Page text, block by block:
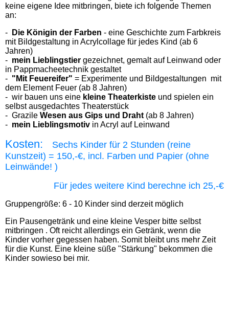
keine eigene Idee mitbringen, biete ich folgende Themen
an:
-
Die Königin der Farben - eine Geschichte zum Farbkreis
mit Bildgestaltung in Acrylcollage für jedes Kind (ab 6
Jahren)
- mein Lieblingstier gezeichnet, gemalt auf Leinwand oder
in Pappmacheetechnik gestaltet
- "Mit Feuereifer" = Experimente und Bildgestaltungen mit
dem Element Feuer (ab 8 Jahren)
- wir bauen uns eine kleine Theaterkiste und spielen ein
selbst ausgedachtes Theaterstück
- Grazile Wesen aus Gips und Draht (ab 8 Jahren)
- mein Lieblingsmotiv in Acryl auf Leinwand
Kosten: Sechs Kinder für 2 Stunden (reine
Kunstzeit) = 150,-€, incl. Farben und Papier (ohne
Leinwände! )
Für jedes weitere Kind berechne ich 25,-€
Gruppengröße: 6 - 10 Kinder sind derzeit möglich
Ein Pausengetränk und eine kleine Vesper bitte selbst
mitbringen . Oft reicht allerdings ein Getränk, wenn die
Kinder vorher gegessen haben. Somit bleibt uns mehr Zeit
für die Kunst. Eine kleine süße "Stärkung" bekommen die
Kinder sowieso bei mir.